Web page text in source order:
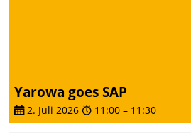
und PropTech.
Yarowa goes SAP
2. Juli 2026 11:00 – 11:30